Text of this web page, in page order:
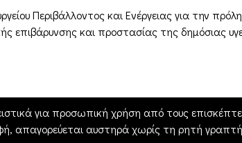
Περιβάλλοντος και Ενέργειας για την
επιβάρυνσης και προστασίας της δημόσιας
για προσωπική χρήση από τους
απαγορεύεται αυστηρά χωρίς τη ρητή